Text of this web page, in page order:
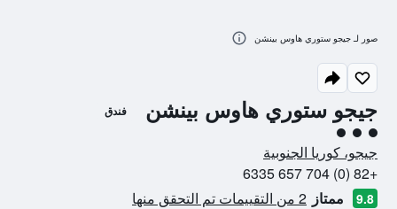
جيجو ستوري هاوس بينشن فندق
تقييم فئة 3
جيجو، كوريا الجنوبية
+82 (0) 704 657 6335
9.8 ممتاز 2 من التقييمات تم التحقق منها
صور لـ جيجو ستوري هاوس بينشن